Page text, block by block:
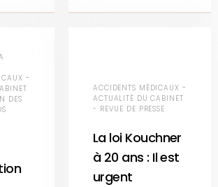
-
DES
ACCIDENTS MÉDICAUX -
ACTUALITÉ DU CABINET
- REVUE DE PRESSE
La loi Kouchner
à 20 ans : Il est
urgent